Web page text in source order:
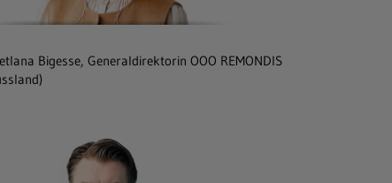
Bigesse, Generaldirektorin OOO REMONDIS